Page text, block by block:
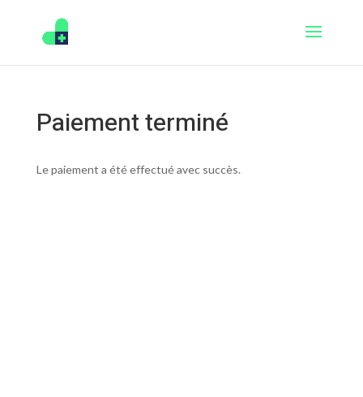
Paiement terminé
Le paiement a été effectué avec succès.